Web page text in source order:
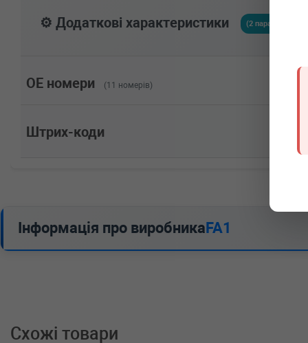
523 i 170 л.с. (1997-2000) 170 л.с. (1997-01-01-
двигатель, Об'єм: 125cc, Потужність: 170HP)
520 i 150 л.с. (1997-2000) 150 л.с. (1997-01-01-
535 i 245 л.с. (1999-2003) 245 л.с. (1999-04-01-
⚙️ Додаткові характеристики (2 параметрів)
OE номери (11 номерів)
Штрих-коди
Інформація про виробникаFA1
Схожі товари